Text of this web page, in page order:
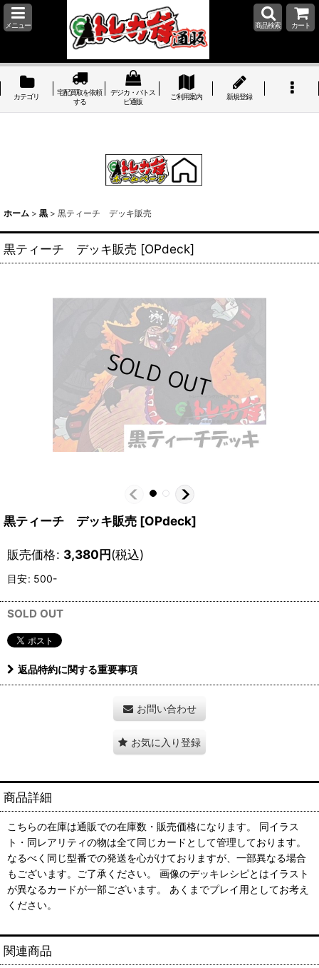
メニュー 商品検索 カート
カテゴリ
宅配買取を依頼
する
デジカ・バトス
ピ通販
ご利用案内 新規登録
ホーム > 黒 > 黒ティーチ デッキ販売
黒ティーチ デッキ販売 [OPdeck]
黒ティーチ デッキ販売 [OPdeck]
販売価格: 3,380円(税込)
目安: 500-
SOLD OUT
返品特約に関する重要事項
お問い合わせ
お気に入り登録
商品詳細
こちらの在庫は通販での在庫数・販売価格になります。 同イラス
ト・同レアリティの物は全て同じカードとして管理しております。
なるべく同じ型番での発送を心がけておりますが、一部異なる場合
もございます。ご了承ください。 画像のデッキレシピとはイラスト
が異なるカードが一部ございます。 あくまでプレイ用としてお考え
ください。
関連商品